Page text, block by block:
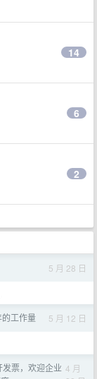
14
6
2
5 月 28 日
工作量 5 月 12 日
票，欢迎企业 4 月